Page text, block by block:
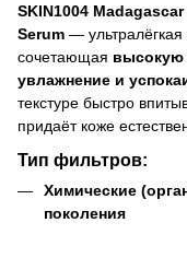
SKIN1004
Serum — ультралёгкая
сочетающая высокую
увлажнение и
текстуре быстро
придаёт коже
Тип фильтров:
Химические
поколения